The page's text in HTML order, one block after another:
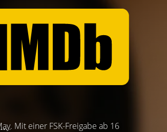
. Mit einer FSK-Freigabe ab 16